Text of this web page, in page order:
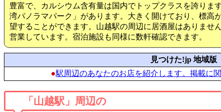
豊富で、カルシウム含有量は国内でトップクラスを誇りま
湾パノラマパーク」があります。大きく開けており、標高
望することができます。山越駅の周辺に居酒屋はありませ
営業しています。宿泊施設も同様に数軒確認できます。
見つけた!jp 地域版
●駅周辺のあなたのお店を紹介します。掲載に
「山越駅」周辺の